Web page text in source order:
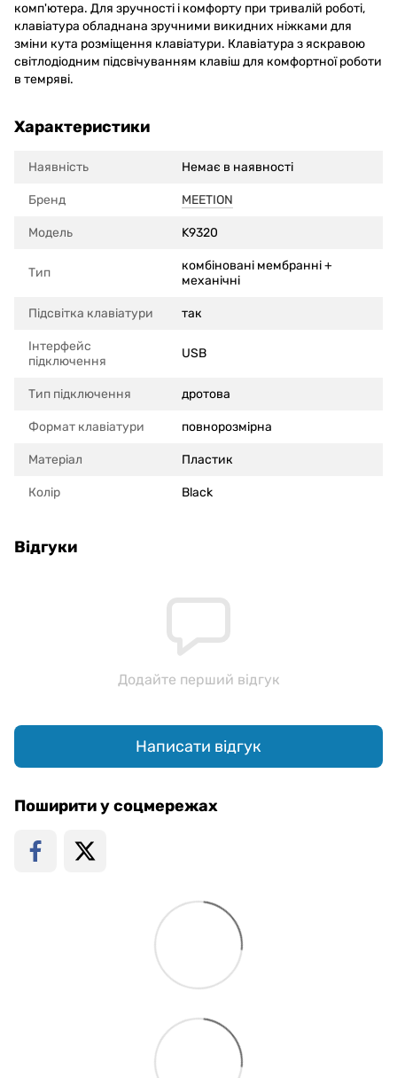
комп'ютера. Для зручності і комфорту при тривалій роботі,
клавіатура обладнана зручними викидних ніжками для
зміни кута розміщення клавіатури. Клавіатура з яскравою
світлодіодним підсвічуванням клавіш для комфортної роботи
в темряві.
Характеристики
Наявність Немає в наявності
Бренд MEETION
Модель K9320
Тип
комбіновані мембранні +
механічні
Підсвітка клавіатури так
Інтерфейс
підключення
USB
Тип підключення дротова
Формат клавіатури повнорозмірна
Матеріал Пластик
Колір Black
Відгуки
Додайте перший відгук
Написати відгук
Поширити у соцмережах